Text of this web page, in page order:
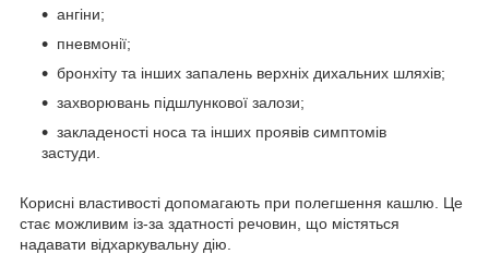
ангіни;
пневмонії;
бронхіту та інших запалень верхніх дихальних шляхів;
захворювань підшлункової залози;
закладеності носа та інших проявів симптомів
застуди.
Корисні властивості допомагають при полегшення кашлю. Це
стає можливим із-за здатності речовин, що містяться
надавати відхаркувальну дію.